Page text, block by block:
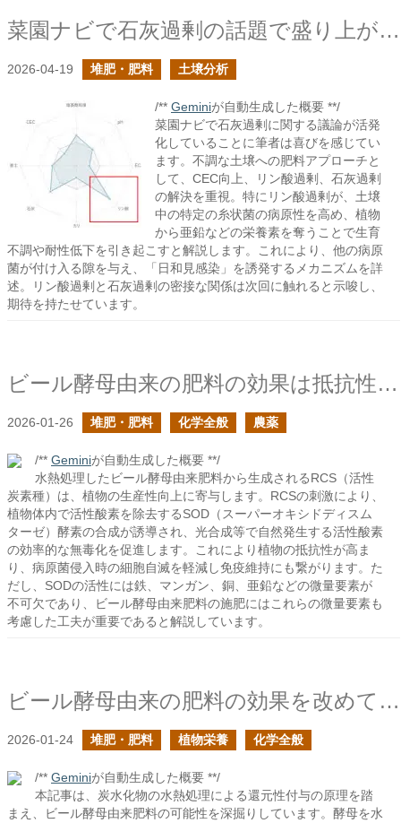
菜園ナビで石灰過剰の話題で盛り上がっていて嬉しい
2026-04-19 堆肥・肥料 土壌分析
/** Geminiが自動生成した概要 **/
菜園ナビで石灰過剰に関する議論が活発
化していることに筆者は喜びを感じてい
ます。不調な土壌への肥料アプローチと
して、CEC向上、リン酸過剰、石灰過剰
の解決を重視。特にリン酸過剰が、土壌
中の特定の糸状菌の病原性を高め、植物
から亜鉛などの栄養素を奪うことで生育
不調や耐性低下を引き起こすと解説します。これにより、他の病原
菌が付け入る隙を与え、「日和見感染」を誘発するメカニズムを詳
述。リン酸過剰と石灰過剰の密接な関係は次回に触れると示唆し、
期待を持たせています。
ビール酵母由来の肥料の効果は抵抗性を高めること
2026-01-26 堆肥・肥料 化学全般 農薬
/** Geminiが自動生成した概要 **/
水熱処理したビール酵母由来肥料から生成されるRCS（活性
炭素種）は、植物の生産性向上に寄与します。RCSの刺激により、
植物体内で活性酸素を除去するSOD（スーパーオキシドディスム
ターゼ）酵素の合成が誘導され、光合成等で自然発生する活性酸素
の効率的な無毒化を促進します。これにより植物の抵抗性が高ま
り、病原菌侵入時の細胞自滅を軽減し免疫維持にも繋がります。た
だし、SODの活性には鉄、マンガン、銅、亜鉛などの微量要素が
不可欠であり、ビール酵母由来肥料の施肥にはこれらの微量要素も
考慮した工夫が重要であると解説しています。
ビール酵母由来の肥料の効果を改めて考えてみた
2026-01-24 堆肥・肥料 植物栄養 化学全般
/** Geminiが自動生成した概要 **/
本記事は、炭水化物の水熱処理による還元性付与の原理を踏
まえ、ビール酵母由来肥料の可能性を深掘りしています。酵母を水